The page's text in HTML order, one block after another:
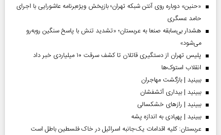
«حنین» دوباره روی آنتن شبکه تهران؛ بازپخش ویژه‌برنامه عاشورایی با اجرای
حامد عسگری
هشدار بی‌سابقه صنعا به عربستان؛ «تشدید تنش با پاسخ سنگین روبه‌رو
می‌شود»
پلیس تهران از دستگیری قاتلان تا کشف سرقت ۱۰ میلیاردی خبر داد
انقلاب استوک‌ها
ببینید | بازگشت مهاجران
ببینید | بیداری آتشفشان
ببینید | رازهای خشکسالی
ببینید | پهپادی به اندازه پشه
عربستان: کلیه اقدامات یک‌جانبه اسرائیل در خاک فلسطین باطل است